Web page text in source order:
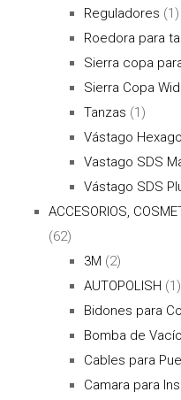
Reguladores (1)
Roedora para
Sierra copa
Sierra Copa
Tanzas (1)
Vástago
Vastago SDS
Vástago SDS
ACCESORIOS,
(62)
3M (2)
AUTOPOLISH (1)
Bidones para
Bomba de Vacío
Cables para
Camara para